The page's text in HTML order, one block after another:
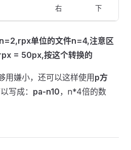
右 下
单位的文件n=4,注意区
= 50px,按这个转换的
用嫌小，还可以这样使用 p方
写成： pa-n10，n*4倍的数